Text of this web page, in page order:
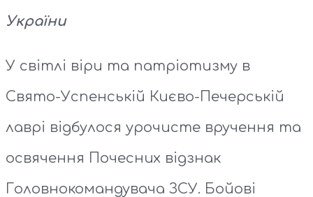
України
У світлі віри та патріотизму в
Свято-Успенській Києво-Печерській
лаврі відбулося урочисте вручення та
освячення Почесних відзнак
Головнокомандувача ЗСУ. Бойові